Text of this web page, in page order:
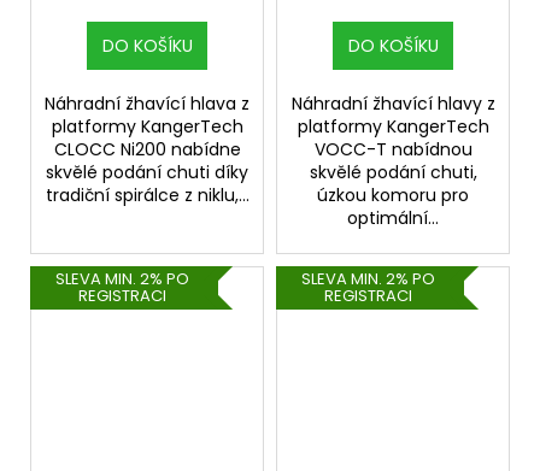
DO KOŠÍKU
Náhradní žhavící hlava z
platformy KangerTech
CLOCC Ni200 nabídne
skvělé podání chuti díky
tradiční spirálce z niklu,...
DO KOŠÍKU
Náhradní žhavící hlavy z
platformy KangerTech
VOCC-T nabídnou
skvělé podání chuti,
úzkou komoru pro
optimální...
SLEVA MIN. 2% PO
REGISTRACI
SLEVA MIN. 2% PO
REGISTRACI